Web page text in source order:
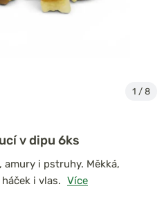
1 / 8
v dipu 6ks
i pstruhy. Měkká,
i vlas. Více